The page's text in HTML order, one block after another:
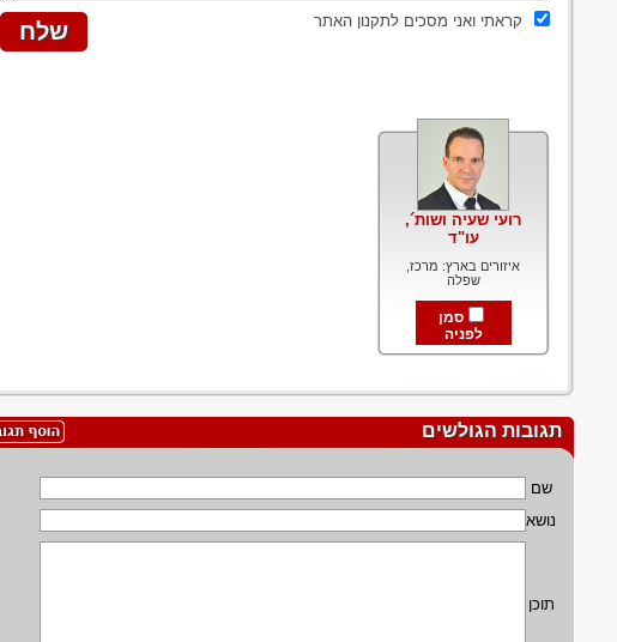
קראתי ואני מסכים לתקנון האתר
רועי שעיה ושות´,
עו"ד
איזורים בארץ: מרכז,
שפלה
סמן
לפניה
תגובות הגולשים
שם
נושא
תוכן